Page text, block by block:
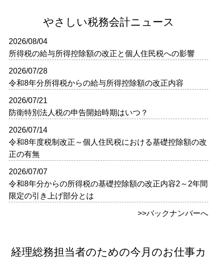
やさしい税務会計ニュース
2026/08/04
所得税の給与所得控除額の改正と個人住民税への影響
2026/07/28
令和8年分所得税からの給与所得控除額の改正内容
2026/07/21
防衛特別法人税の申告開始時期はいつ？
2026/07/14
令和8年度税制改正～個人住民税における基礎控除額の改
正の有無
2026/07/07
令和8年分からの所得税の基礎控除額の改正内容2～2年間
限定の引き上げ部分とは
>>バックナンバーへ
経理総務担当者のための今月のお仕事カ